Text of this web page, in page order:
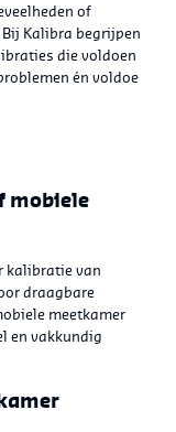
of
Kalibra begrijpen
die voldoen
én voldoe
mobiele
kalibratie van
draagbare
meetkamer
en vakkundig